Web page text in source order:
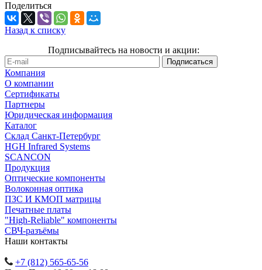
Поделиться
Назад к списку
Подписывайтесь на новости и акции:
Компания
О компании
Сертификаты
Партнеры
Юридическая информация
Каталог
Cклад Санкт-Петербург
HGH Infrared Systems
SCANCON
Продукция
Оптические компоненты
Волоконная оптика
ПЗС И КМОП матрицы
Печатные платы
"High-Reliable" компоненты
СВЧ-разъёмы
Наши контакты
+7 (812) 565-65-56